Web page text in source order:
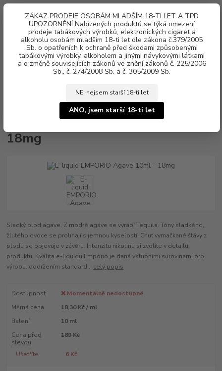
ZÁKAZ PRODEJE OSOBÁM MLADŠÍM 18-TI LET A TPD
UPOZORNĚNÍ Nabízených produktů se týká omezení
prodeje tabákových výrobků, elektronických cigaret a
alkoholu osobám mladším 18-ti let dle zákona č.379/2005
Sb. o opatřeních k ochraně před škodami způsobenými
tabákovými výrobky, alkoholem a jinými návykovými látkami
a o změně souvisejících zákonů ve znění zákonů č. 225/2006
Sb., č. 274/2008 Sb. a č. 305/2009 Sb.
NE, nejsem starší 18-ti let
ANO, jsem starší 18-ti let
Menu
za0 Kč
E-liquid EMPORIO
E-liquid EMPORIO Agave
E-liquid EMPORIO Agave 10ml -
18mg
Sladký plod agave. Z modré agáve se vyrábí Tequila. Tóny sladkého,
žlutého ovoce se prolínají s jemnou kyselostí. Chuť vymačkané štávy z
plodu se objevuje v závěru. Intenzitu nikotinu si zvolíte v detailu
produktu. Kvalita e-liquidu Emporio je daná vstupními surovinami pro
výrobu, dodržením standard... celý popis
Dostupnost
❌ Momentálně nedostupné
Měrná cena
18,30 Kč / ml
Balení
10 ml
Cena před
slevou
189 Kč
Ušetříte 6 Kč